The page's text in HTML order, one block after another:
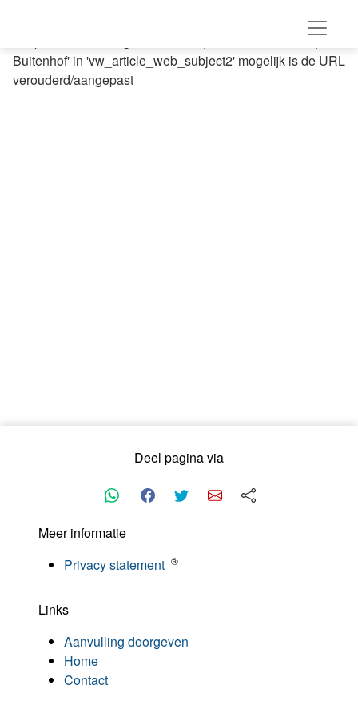
a item niet gevonden voor shortname = 'Over-moed-en-
hoop-lessen-uit-de-geschiedenis-|-Beatrice-de-Graaf-|-
Buitenhof' in 'vw_article_web_subject2' mogelijk is de URL
verouderd/aangepast
Deel pagina via
Meer informatie
Privacy statement ®
Links
Aanvulling doorgeven
Home
Contact